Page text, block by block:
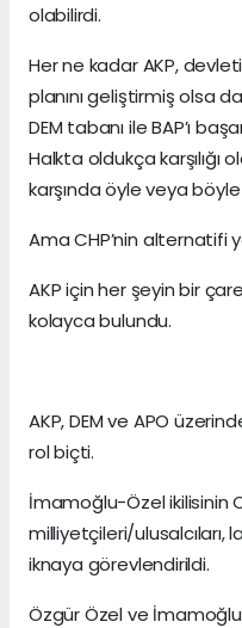
olabilirdi.
Her ne kadar AKP,
planını geliştirmiş olsa
DEM tabanı ile BAP’ı
Halkta oldukça karşılığı
karşında öyle veya böyle
Ama CHP’nin alternatifi
AKP için her şeyin bir
kolayca bulundu.
AKP, DEM ve APO
rol biçti.
İmamoğlu-Özel ikilisinin
milliyetçileri/ulusalcıları,
iknaya görevlendirildi.
Özgür Özel ve İmamoğlu